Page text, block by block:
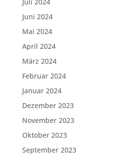
Juni 2024
Mai 2024
April 2024
März 2024
Februar 2024
Januar 2024
Dezember 2023
November 2023
Oktober 2023
September 2023